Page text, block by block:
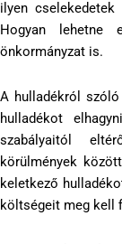
ilyen
Hogyan lehetne
önkormányzat is.
A hulladékról szóló
hulladékot
szabályaitól
körülmények
keletkező
költségeit meg kell